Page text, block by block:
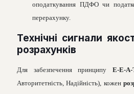
оподаткування ПДФО чи
перерахунку.
Технічні сигнали
розрахунків
Для забезпечення принципу E-E-A-
Авторитетність, Надійність), кожен